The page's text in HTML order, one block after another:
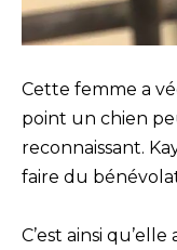
Cette femme a
point un chien
reconnaissant.
faire du
C’est ainsi